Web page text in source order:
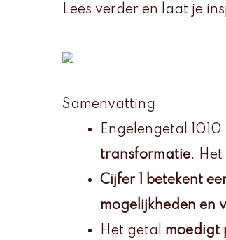
Lees verder en laat je
Samenvatting
Engelengetal
transformatie. Het
Cijfer 1 betekent
mogelijkheden en
Het getal moedigt